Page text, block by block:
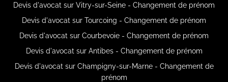
Devis d'avocat sur Vitry-sur-Seine - Changement de prénom
Devis d'avocat sur Tourcoing - Changement de prénom
Devis d'avocat sur Courbevoie - Changement de prénom
Devis d'avocat sur Antibes - Changement de prénom
Devis d'avocat sur Champigny-sur-Marne - Changement de
prénom